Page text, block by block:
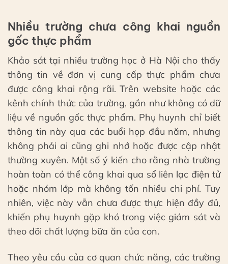
Nhiều trường chưa công khai nguồn
gốc thực phẩm
Khảo sát tại nhiều trường học ở Hà Nội cho thấy
thông tin về đơn vị cung cấp thực phẩm chưa
được công khai rộng rãi. Trên website hoặc các
kênh chính thức của trường, gần như không có dữ
liệu về nguồn gốc thực phẩm. Phụ huynh chỉ biết
thông tin này qua các buổi họp đầu năm, nhưng
không phải ai cũng ghi nhớ hoặc được cập nhật
thường xuyên. Một số ý kiến cho rằng nhà trường
hoàn toàn có thể công khai qua sổ liên lạc điện tử
hoặc nhóm lớp mà không tốn nhiều chi phí. Tuy
nhiên, việc này vẫn chưa được thực hiện đầy đủ,
khiến phụ huynh gặp khó trong việc giám sát và
theo dõi chất lượng bữa ăn của con.
Theo yêu cầu của cơ quan chức năng, các trường